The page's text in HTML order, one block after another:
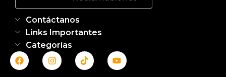
Contáctanos
Links Importantes
Categorías